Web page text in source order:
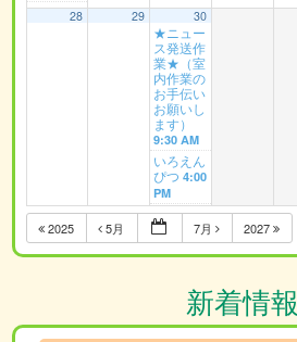
28 29 30
★ニュー
ス発送作
業★（室
内作業の
お手伝い
お願いし
ます）
9:30 AM
いろえん
ぴつ4:00
PM
2025 5月 7月 2027
新着情報